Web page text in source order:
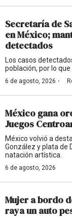
Secretaría de
en México;
detectados
Los casos
población, por lo
6 de agosto, 2026 ·
México gana
Juegos
México volvió a
González y plata de
natación artística.
6 de agosto, 2026
Mujer a bordo
raya un auto